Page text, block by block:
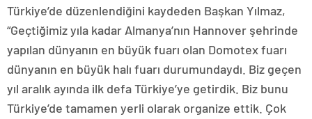
Türkiye’de düzenlendiğini kaydeden Başkan Yılmaz,
“Geçtiğimiz yıla kadar Almanya’nın Hannover şehrinde
yapılan dünyanın en büyük fuarı olan Domotex fuarı
dünyanın en büyük halı fuarı durumundaydı. Biz geçen
yıl aralık ayında ilk defa Türkiye’ye getirdik. Biz bunu
Türkiye’de tamamen yerli olarak organize ettik. Çok